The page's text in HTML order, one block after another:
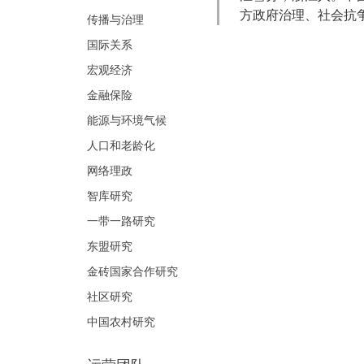
传播与治理
国际关系
宏观经济
金融保险
能源与环境气候
人口和老龄化
网络理政
智库研究
一带一路研究
东盟研究
金砖国家合作研究
社区研究
中国农村研究
方政府治理、社会抗